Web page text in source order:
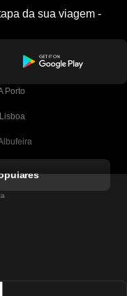
da sua viagem -
Porto